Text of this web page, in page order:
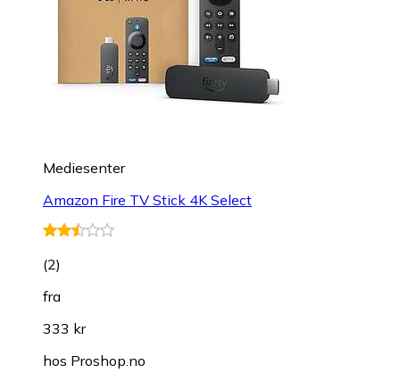
Mediesenter
Amazon Fire TV Stick 4K Select
(2)
fra
333 kr
hos Proshop.no